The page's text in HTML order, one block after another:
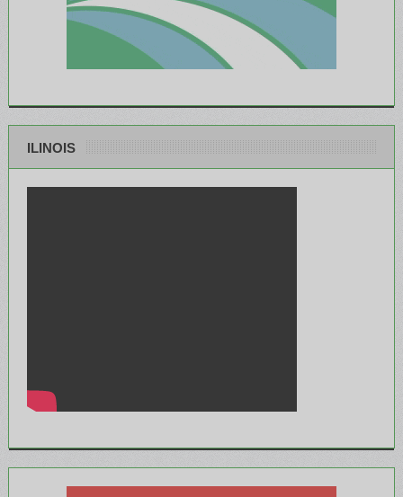
ILINOIS